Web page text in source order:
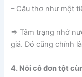
– Câu thơ như một
⇒ Tâm trạng nhớ
giả. Đó cũng chính
4. Nỗi cô đơn tột